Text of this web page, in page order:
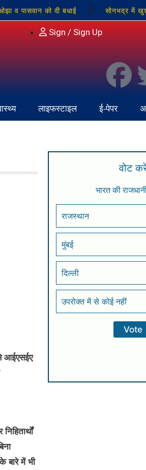
व पासवान को दी बधाई सोनभद्र में
बालिकाओं के सामूहिक गायन से परिसर देशभक्ति के रंग
Sign / Sign Up
लाइफस्टाइल ई-पेपर
आईएसईए
बारे में भी
वोट
भारत की
राजस्थान
मुंबई
दिल्ली
उपरोक्त में से कोई नहीं